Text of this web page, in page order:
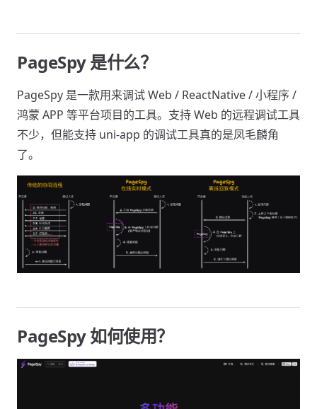
PageSpy 是什么？
PageSpy 是一款用来调试 Web / ReactNative / 小程序 /
鸿蒙 APP 等平台项目的工具。支持 Web 的远程调试工具
不少，但能支持 uni-app 的调试工具真的是凤毛麟角
了。
PageSpy 如何使用？